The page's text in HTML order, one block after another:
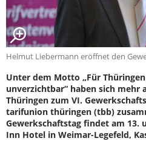
Helmut Liebermann eröffnet den
Unter dem Motto „Für
unverzichtbar“ haben sich mehr
Thüringen zum VI.
tarifunion thüringen (tbb)
Gewerkschaftstag findet am 13.
Inn Hotel in Weimar-Legefeld,